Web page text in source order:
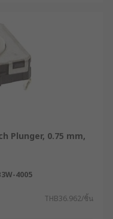
รื่องชั่งน้ำหนัก
ากการสัมผัส
วบคุมที่แม่นยำ
บบควบคุม
ยในรถยนต์ที่
สนองต่อการกด
ให้
Plunger, 0.75 mm,
4005
THB36.962/ชิ้น